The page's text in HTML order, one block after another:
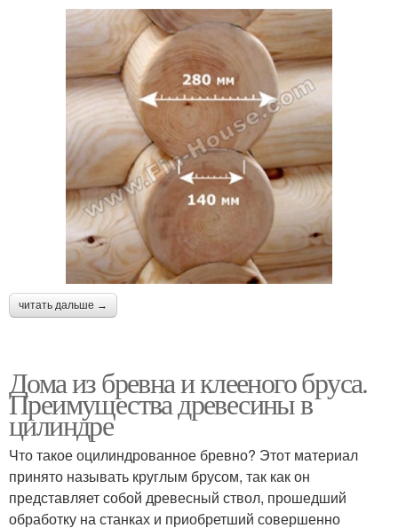
читать дальше →
Дома из бревна и клееного бруса.
Преимущества древесины в
цилиндре
Что такое оцилиндрованное бревно? Этот материал
принято называть круглым брусом, так как он
представляет собой древесный ствол, прошедший
обработку на станках и приобретший совершенно